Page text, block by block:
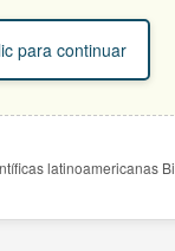
para continuar
latinoamericanas